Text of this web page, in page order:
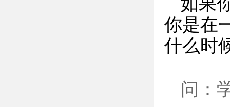
你是在
什么时
问：